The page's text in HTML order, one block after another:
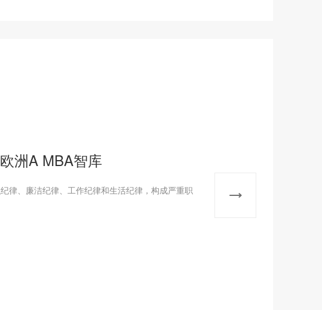
洲A MBA智库
、廉洁纪律、工作纪律和生活纪律，构成严重职